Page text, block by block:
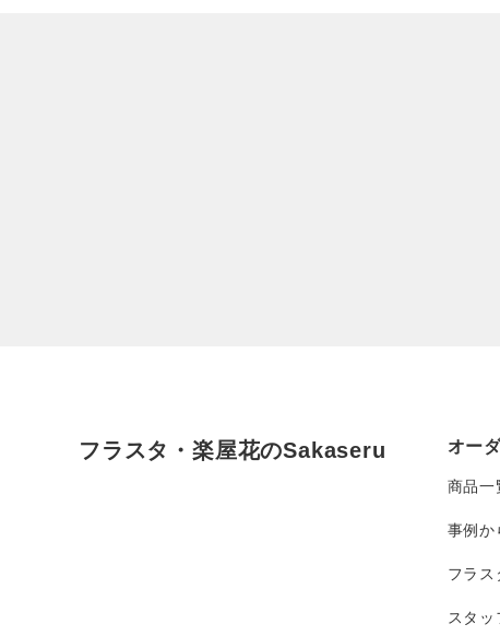
フラスタ・楽屋花のSakaseru オー
商品一
事例か
フラ
スタッ